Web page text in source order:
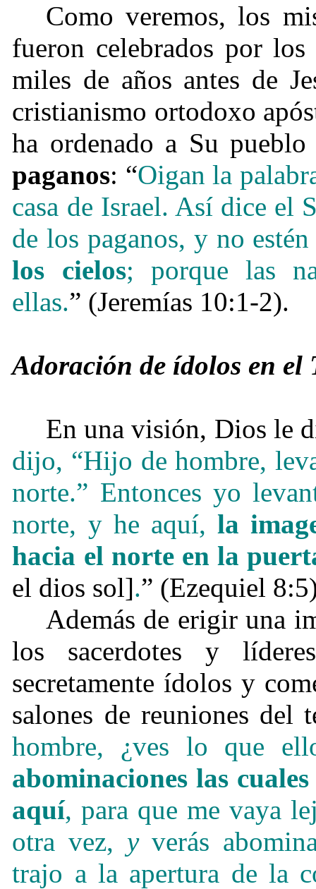
Como veremos, los
fueron celebrados por
miles de años antes de
cristianismo ortodoxo
ha ordenado a Su
paganos: “Oigan la
casa de Israel. Así dice el
de los paganos, y no
los cielos; porque las
ellas.” (Jeremías 10:1-2).
Adoración de ídolos en el
En una visión, Dios le
dijo, “Hijo de hombre,
norte.” Entonces yo
norte, y he aquí, la
hacia el norte en la
el dios sol].” (Ezequiel
Además de erigir una
los sacerdotes y
secretamente ídolos y
salones de reuniones del
hombre, ¿ves lo que
abominaciones las
aquí, para que me vaya
otra vez, yverás
trajo a la apertura de la